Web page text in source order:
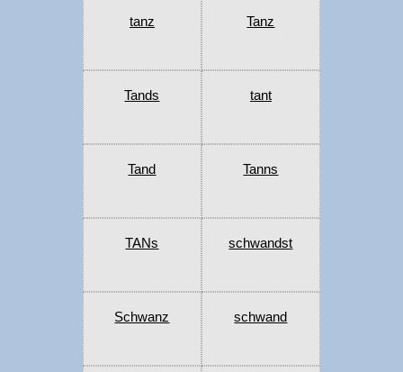
tanz Tanz
Tands tant
Tand Tanns
TANs schwandst
Schwanz schwand